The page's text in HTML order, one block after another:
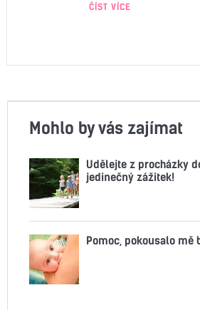
ČÍST VÍCE
Mohlo by vás zajímat
Udělejte z procházky
jedinečný zážitek!
Pomoc, pokousalo mě